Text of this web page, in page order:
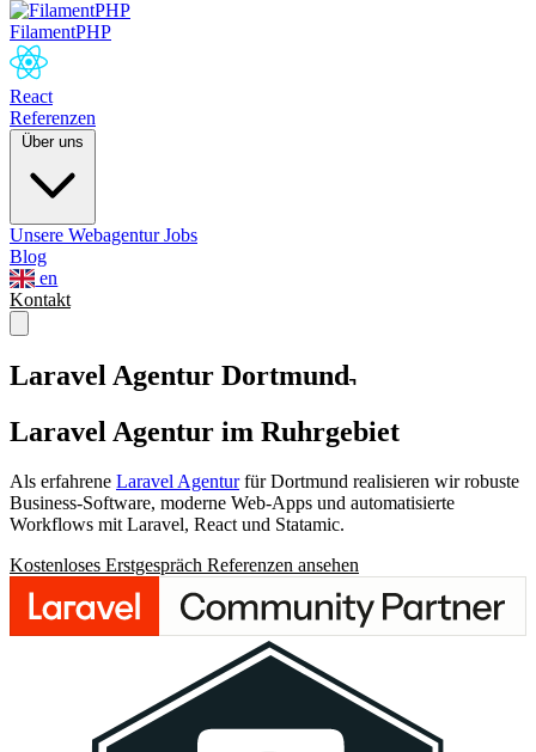
FilamentPHP
React
Referenzen
Über uns
Unsere WebagenturJobs
Blog
en
Kontakt
Laravel Agentur Dortmund
Laravel Agentur im Ruhrgebiet
Als erfahrene Laravel Agenturfür Dortmund realisieren wir robuste
Business-Software, moderne Web-Apps und automatisierte
Workflows mit Laravel, React und Statamic.
Kostenloses Erstgespräch Referenzen ansehen